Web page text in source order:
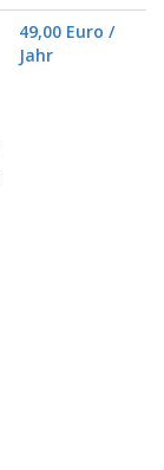
49,00 Euro /
Jahr